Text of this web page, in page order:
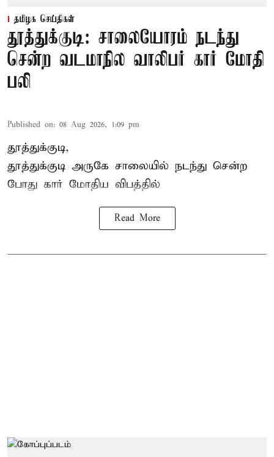
தமிழக செய்திகள்
தூத்துக்குடி: சாலையோரம் நடந்து
சென்ற வடமாநில வாலிபர் கார் மோதி
பலி
Published on: 08 Aug 2026, 1:09 pm
தூத்துக்குடி,
தூத்துக்குடி அருகே சாலையில் நடந்து சென்ற
போது கார் மோதிய விபத்தில்
Read More